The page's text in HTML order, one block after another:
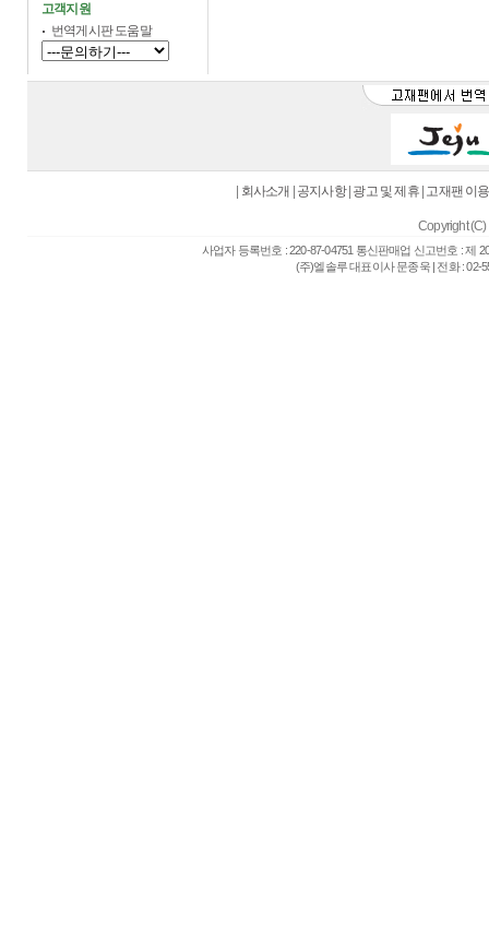
고객지원
번역게시판 도움말
회사소개 공지사항| 광고 및 제휴| 고재팬 이
Copyright (C)
사업자 등록번호 : 220-87-04751 통신판매업 신고번호 : 제
(주)엘솔루 대표이사 문종욱 | 전화 : 02-